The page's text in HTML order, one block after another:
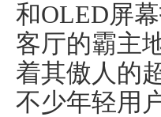
和OLED屏
客厅的霸主
着其傲人的
不少年轻用